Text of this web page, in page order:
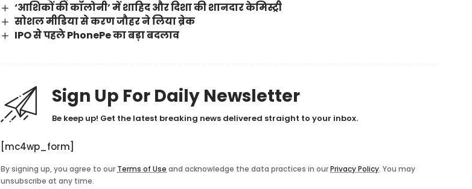
‘आशिकों की कॉलोनी’ में शाहिद और दिशा की शानदार केमिस्ट्री
सोशल मीडिया से करण जौहर ने लिया ब्रेक
IPO से पहले PhonePe का बड़ा बदलाव
Sign Up For Daily Newsletter
Be keep up! Get the latest breaking news delivered straight to your inbox.
[mc4wp_form]
By signing up, you agree to our Terms of Use and acknowledge the data practices in ourPrivacy Policy. You may
unsubscribe at any time.